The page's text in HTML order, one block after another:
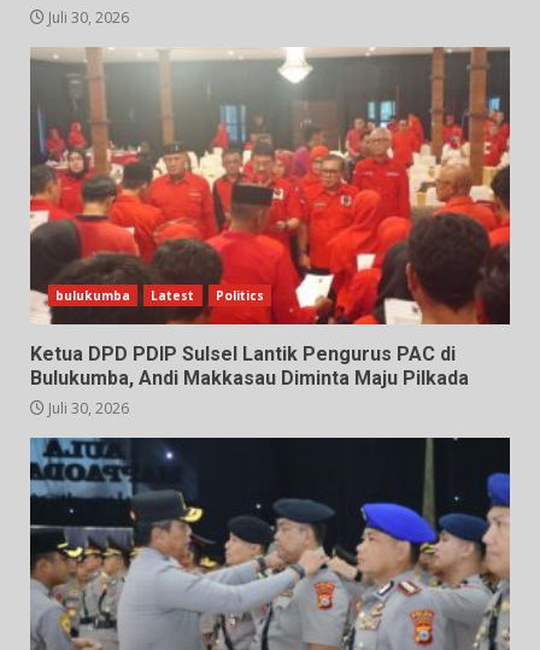
Juli 30, 2026
bulukumba Latest Politics
Ketua DPD PDIP Sulsel Lantik Pengurus PAC di
Bulukumba, Andi Makkasau Diminta Maju Pilkada
Juli 30, 2026